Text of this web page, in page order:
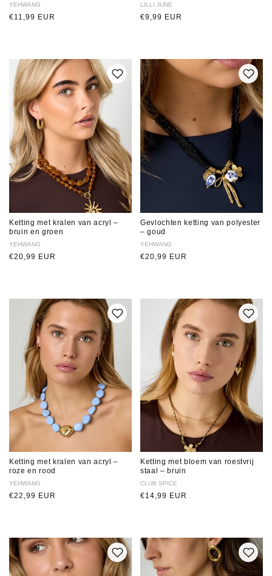
Verkoper:
YEHWANG
Normale
€11,99 EUR
Verkoper:
LILLI JUNE
Normale
€9,99 EUR
Ketting met kralen van acryl –
bruin en groen
Verkoper:
YEHWANG
Normale
€20,99 EUR
Gevlochten ketting van polyester
– goud
Verkoper:
YEHWANG
Normale
€20,99 EUR
Ketting met kralen van acryl –
roze en rood
Verkoper:
YEHWANG
Normale
€22,99 EUR
Ketting met bloem van roestvrij
staal – bruin
Verkoper:
CLUB SPICE
Normale
€14,99 EUR